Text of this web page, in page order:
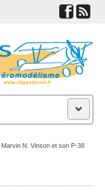
Marvin N. Vinson et son P-38